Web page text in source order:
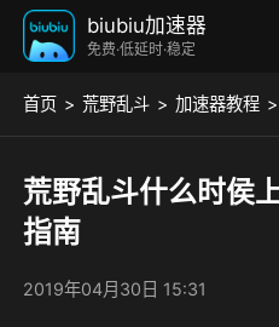
biubiu加速器
免费·低延时·稳定
首页 荒野乱斗 加速器教程
荒野乱斗什么时侯
指南
2019年04月30日 15:31